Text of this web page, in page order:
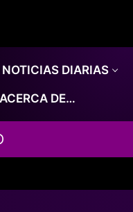
NOTICIAS DIARIAS
DE…